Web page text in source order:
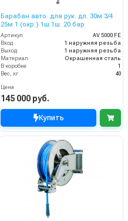
Барабан авто. для рук. дл. 30м 3/4
25м 1 (окр.) 1ш.1ш. 20 бар
Артикул
AV 5000 FE
Вход
1 наружняя резьба
Выход
1 наружняя резьба
Материал
Окрашенная сталь
В коробке
1
Вес, кг
40
Цена
145 000 руб.
Купить